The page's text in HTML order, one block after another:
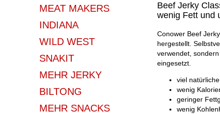
MEAT MAKERS
INDIANA
WILD WEST
SNAKIT
MEHR JERKY
BILTONG
MEHR SNACKS
Beef Jerky
wenig Fett und
Conower Beef
hergestellt.
verwendet,
eingesetzt.
viel
wenig
geringer
wenig